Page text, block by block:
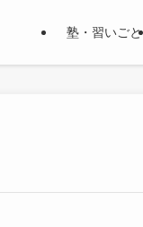
塾・習いごと